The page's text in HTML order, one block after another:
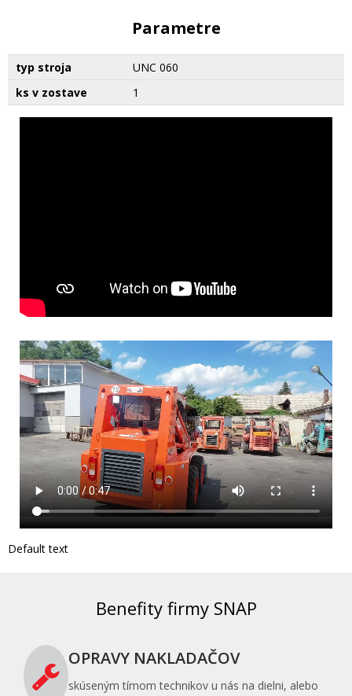
Parametre
typ stroja
UNC 060
ks v zostave
1
Default text
Benefity firmy SNAP
OPRAVY NAKLADAČOV
skúseným tímom technikov u nás na dielni, alebo